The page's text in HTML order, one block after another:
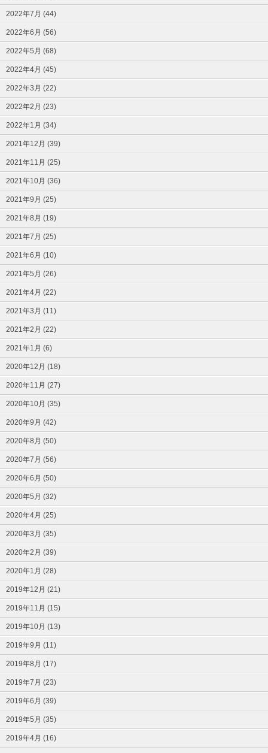
2022年7月 (44)
2022年6月 (56)
2022年5月 (68)
2022年4月 (45)
2022年3月 (22)
2022年2月 (23)
2022年1月 (34)
2021年12月 (39)
2021年11月 (25)
2021年10月 (36)
2021年9月 (25)
2021年8月 (19)
2021年7月 (25)
2021年6月 (10)
2021年5月 (26)
2021年4月 (22)
2021年3月 (11)
2021年2月 (22)
2021年1月 (6)
2020年12月 (18)
2020年11月 (27)
2020年10月 (35)
2020年9月 (42)
2020年8月 (50)
2020年7月 (56)
2020年6月 (50)
2020年5月 (32)
2020年4月 (25)
2020年3月 (35)
2020年2月 (39)
2020年1月 (28)
2019年12月 (21)
2019年11月 (15)
2019年10月 (13)
2019年9月 (11)
2019年8月 (17)
2019年7月 (23)
2019年6月 (39)
2019年5月 (35)
2019年4月 (16)